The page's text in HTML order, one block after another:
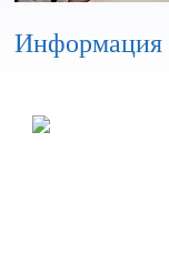
Информация